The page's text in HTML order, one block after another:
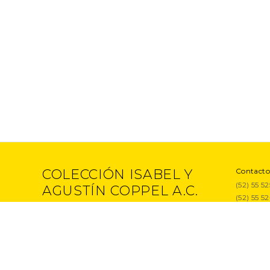
COLECCIÓN ISABEL Y
AGUSTÍN COPPEL A.C.
Contacto
(52) 55
(52) 55